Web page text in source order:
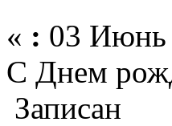
« : 03 Июнь
С Днем
Записан